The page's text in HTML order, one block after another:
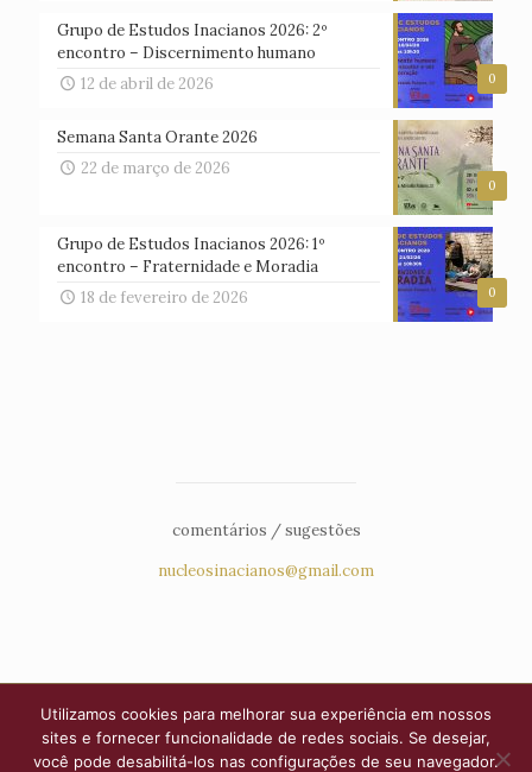
0
Grupo de Estudos Inacianos 2026: 2º
encontro – Discernimento humano
12 de abril de 2026
0
Semana Santa Orante 2026
22 de março de 2026
0
Grupo de Estudos Inacianos 2026: 1º
encontro – Fraternidade e Moradia
18 de fevereiro de 2026
comentários / sugestões
nucleosinacianos@gmail.com
Utilizamos cookies para melhorar sua experiência em nossos
sites e fornecer funcionalidade de redes sociais. Se desejar,
você pode desabilitá-los nas configurações de seu navegador.